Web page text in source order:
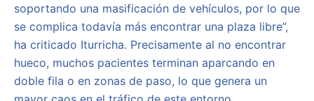
soportando una masificación de vehículos, por lo que
se complica todavía más encontrar una plaza libre”,
ha criticado Iturricha. Precisamente al no encontrar
hueco, muchos pacientes terminan aparcando en
doble fila o en zonas de paso, lo que genera un